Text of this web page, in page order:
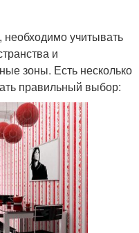
учитывать
и
зоны. Есть несколько
правильный выбор: